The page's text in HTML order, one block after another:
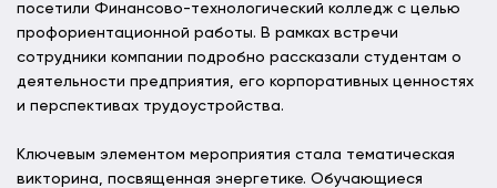
посетили Финансово-технологический колледж с целью
профориентационной работы. В рамках встречи
сотрудники компании подробно рассказали студентам о
деятельности предприятия, его корпоративных ценностях
и перспективах трудоустройства.
Ключевым элементом мероприятия стала тематическая
викторина, посвященная энергетике. Обучающиеся